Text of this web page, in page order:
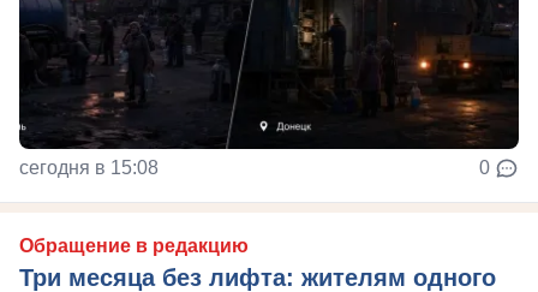
сегодня в 15:08 0
Обращение в редакцию
Три месяца без лифта: жителям одного